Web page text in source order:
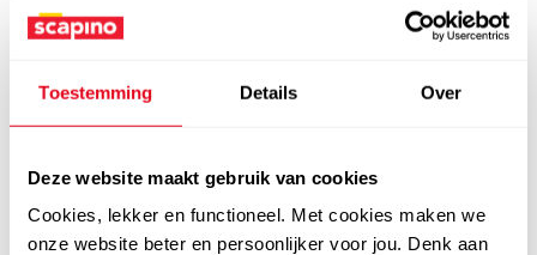
Toestemming Details Over
Deze website maakt gebruik van cookies
Cookies, lekker en functioneel. Met cookies maken we
onze website beter en persoonlijker voor jou. Denk aan